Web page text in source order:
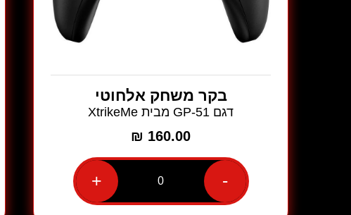
בקר משחק אלחוטי
דגם GP-51 מבית XtrikeMe
160.00
₪
-
כמות
של
בקר
+